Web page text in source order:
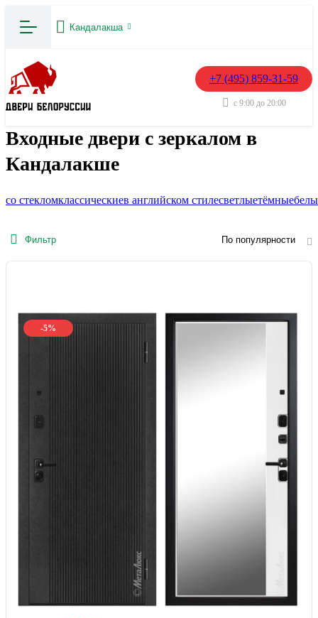
Кандалакша
+7 (495) 859-31-59
с 9:00 до 20:00
Входные двери с зеркалом в
Кандалакше
со стекломклассическиев английском стилесветлыетёмные
Фильтр По популярности
-5%